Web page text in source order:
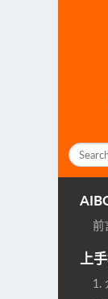
前
上
1.